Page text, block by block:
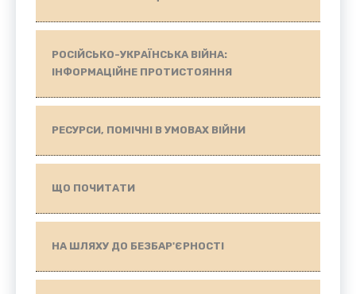
РОСІЙСЬКО-УКРАЇНСЬКА ВІЙНА:
ІНФОРМАЦІЙНЕ ПРОТИСТОЯННЯ
РЕСУРСИ, ПОМІЧНІ В УМОВАХ ВІЙНИ
ЩО ПОЧИТАТИ
НА ШЛЯХУ ДО БЕЗБАР'ЄРНОСТІ